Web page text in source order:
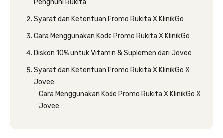
Penghuni Rukita
Syarat dan Ketentuan Promo Rukita X KlinikGo
Cara Menggunakan Kode Promo Rukita X KlinikGo
Diskon 10% untuk Vitamin & Suplemen dari Jovee
Syarat dan Ketentuan Promo Rukita X KlinikGo X
Jovee
Cara Menggunakan Kode Promo Rukita X KlinikGo X
Jovee